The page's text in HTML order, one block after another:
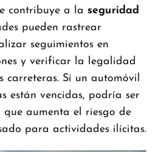
contribuye a la seguridad
pueden rastrear
seguimientos en
y verificar la legalidad
carreteras. Si un automóvil
están vencidas, podría ser
aumenta el riesgo de
para actividades ilícitas.